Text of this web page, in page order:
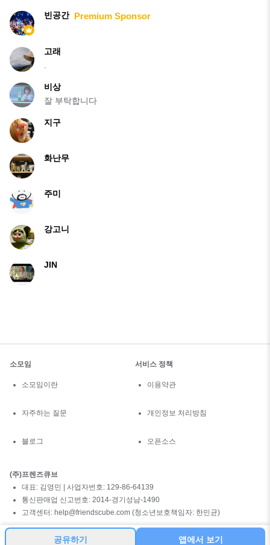
빈공간 Premium Sponsor
고래
비상
잘 부탁합니다
지구
화난무
주미
강고니
JIN
공유하기 앱에서 보기
소모임
소모임이란
자주하는 질문
블로그
서비스 정책
이용약관
개인정보 처리방침
오픈소스
(주)프렌즈큐브
대표: 김영민 | 사업자번호: 129-86-64139
통신판매업 신고번호: 2014-경기성남-1490
고객센터: help@friendscube.com (청소년보호책임자: 한민균)